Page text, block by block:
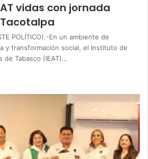
vidas con jornada
POLÍTICO).-En un ambiente de
y transformación social, el Instituto de
de Tabasco (IEAT)…